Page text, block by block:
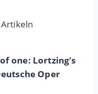
one: Lortzing’s
Oper